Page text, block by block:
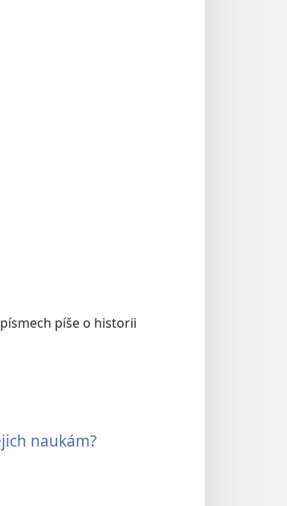
píše o historii
naukám?